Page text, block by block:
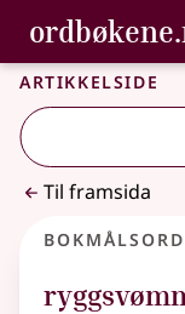
Gå til
Tilgjenge
Bokmålsordboka og
Artikkelside
Til framsida